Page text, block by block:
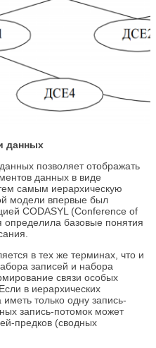
данных
позволяет отображать
данных в виде
самым иерархическую
модели впервые был
CODASYL (Conference of
определила базовые понятия
в тех же терминах, что и
записей и набора
связи особых
в иерархических
иметь только одну запись-
запись-потомок может
предков (сводных